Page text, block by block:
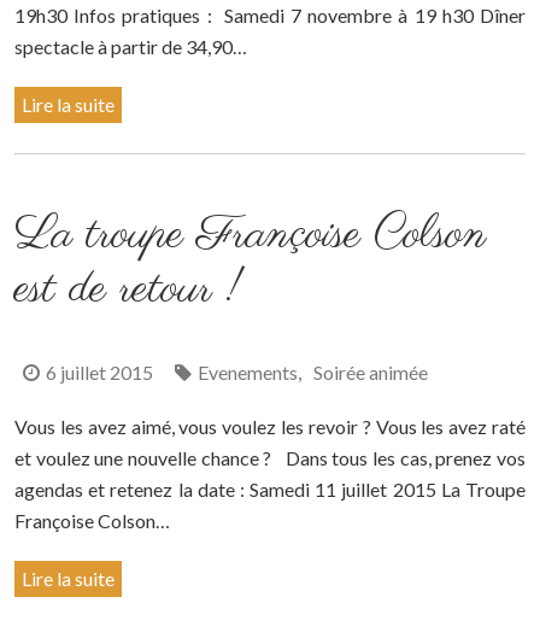
19h30 Infos pratiques : Samedi 7 novembre à 19 h30 Dîner
spectacle à partir de 34,90…
Lire la suite
La troupe Françoise Colson
est de retour !
6 juillet 2015 Evenements, Soirée animée
Vous les avez aimé, vous voulez les revoir ? Vous les avez raté
et voulez une nouvelle chance ? Dans tous les cas, prenez vos
agendas et retenez la date : Samedi 11 juillet 2015 La Troupe
Françoise Colson…
Lire la suite